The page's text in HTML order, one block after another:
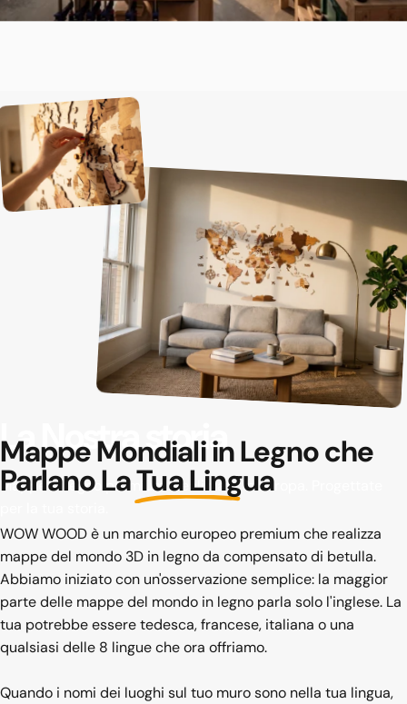
LaNostrastoria
Mappe in legno premium. Realizzate in Europa. Progettate
Mappe Mondiali in Legno che
ParlanoLa Tua Lingua
WOW WOOD è un marchio europeo premium che realizza
mappe del mondo 3D in legno da compensato di betulla.
Abbiamo iniziato con un'osservazione semplice: la maggior
parte delle mappe del mondo in legno parla solo l'inglese. La
tua potrebbe essere tedesca, francese, italiana o una
qualsiasi delle 8 lingue che ora offriamo.
Quando i nomi dei luoghi sul tuo muro sono nella tua lingua,